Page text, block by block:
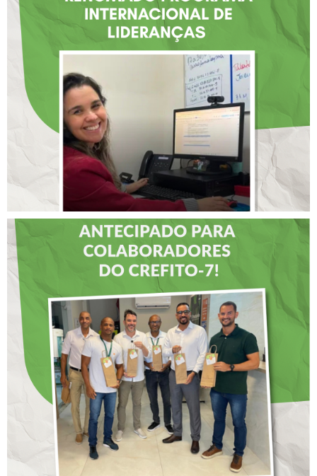
FISIOTERAPEUTA COM
ATUAÇÃO NA BAHIA É
SELECIONADA EM
RENOMADO PROGRAMA
INTERNACIONAL DE
LIDERANÇAS
DIA DOS PAIS É
ANTECIPADO PARA
COLABORADORES DO
CREFITO-7